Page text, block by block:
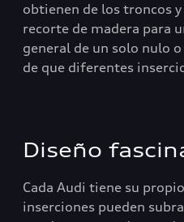
obtienen de los troncos
recorte de madera para
general de un solo nulo
de que diferentes
Diseño
Cada Audi tiene su
inserciones pueden